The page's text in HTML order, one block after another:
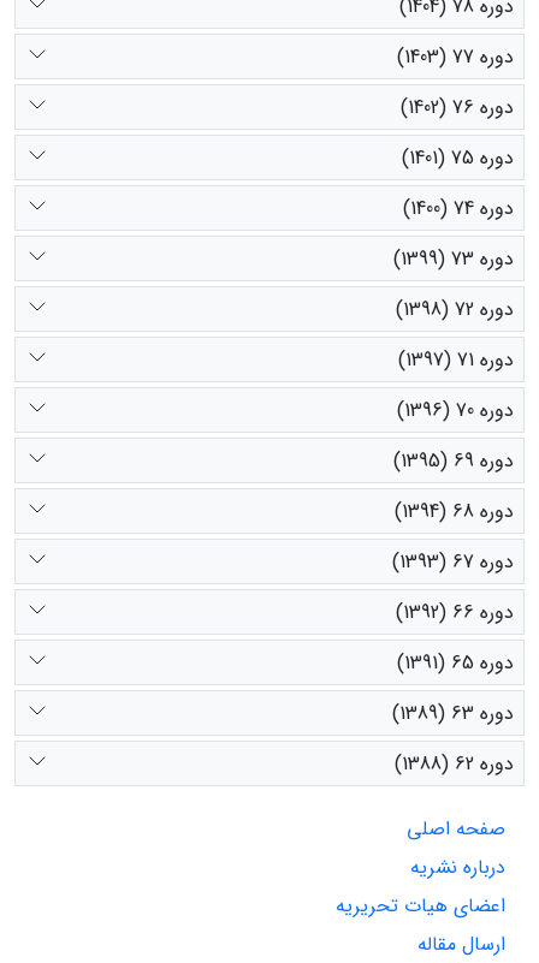
دوره 78 (1404)
دوره 77 (1403)
دوره 76 (1402)
دوره 75 (1401)
دوره 74 (1400)
دوره 73 (1399)
دوره 72 (1398)
دوره 71 (1397)
دوره 70 (1396)
دوره 69 (1395)
دوره 68 (1394)
دوره 67 (1393)
دوره 66 (1392)
دوره 65 (1391)
دوره 63 (1389)
دوره 62 (1388)
صفحه اصلی
درباره نشریه
اعضای هیات تحریریه
ارسال مقاله